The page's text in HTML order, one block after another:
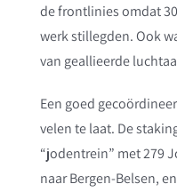
de frontlinies omdat
werk stillegden. Ook
van geallieerde
Een goed
velen te laat. De
“jodentrein” met 279
naar Bergen-Belsen,